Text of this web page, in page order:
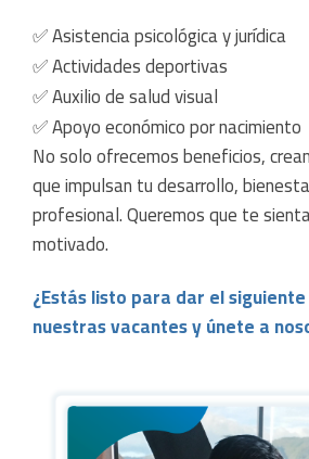
✅ Asistencia psicológica y jurídica
✅ Actividades deportivas
✅ Auxilio de salud visual
✅ Apoyo económico por nacimiento
No solo ofrecemos beneficios,
que impulsan tu desarrollo,
profesional. Queremos que te
motivado.
¿Estás listo para dar el
nuestras vacantes y únete a